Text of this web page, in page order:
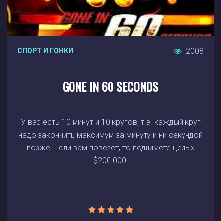
СПОРТ И ГОНКИ 2008
GONE IN 60 SECONDS
У вас есть 10 минут и 10 кругов, т.е. каждый круг
надо закончить максимум за минуту и ни секундой
позже. Если вам повезет, то поднимете целых
$200.000!